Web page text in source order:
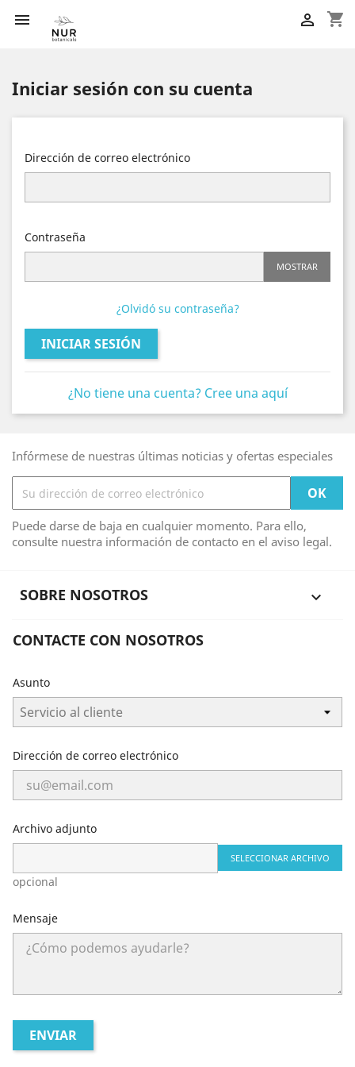
 shopping_cart

Iniciar sesión con su cuenta
Dirección de correo electrónico
Contraseña
MOSTRAR
¿Olvidó su contraseña?
INICIAR SESIÓN
¿No tiene una cuenta? Cree una aquí
Infórmese de nuestras últimas noticias y ofertas especiales
Puede darse de baja en cualquier momento. Para ello,
consulte nuestra información de contacto en el aviso legal.
SOBRE NOSOTROS 
CONTACTE CON NOSOTROS
Asunto
Dirección de correo electrónico
Archivo adjunto
SELECCIONAR ARCHIVO
opcional
Mensaje